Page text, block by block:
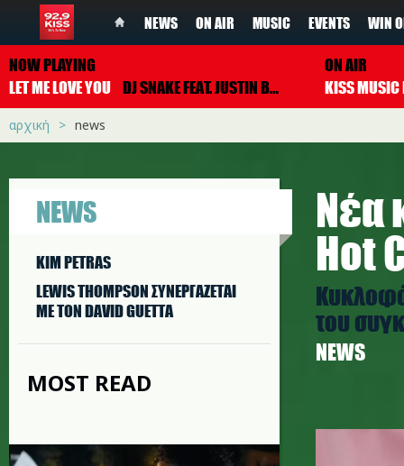
NEWS ON AIR MUSIC EVENTS WIN
NOW PLAYING
LET ME LOVE YOU DJ SNAKE FEAT. JUSTIN BIEBER
ON AIR
αρχική news
NEWS
KIM PETRAS
LEWIS THOMPSON ΣΥΝΕΡΓAΖΕΤΑΙ
ΜΕ ΤΟΝ DAVID GUETTA
MOST READ
Νέα
Hot
του
NEWS
red-